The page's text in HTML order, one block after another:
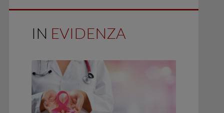
IN EVIDENZA